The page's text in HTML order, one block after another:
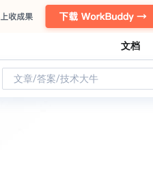
文档
文章/答案/技术大牛